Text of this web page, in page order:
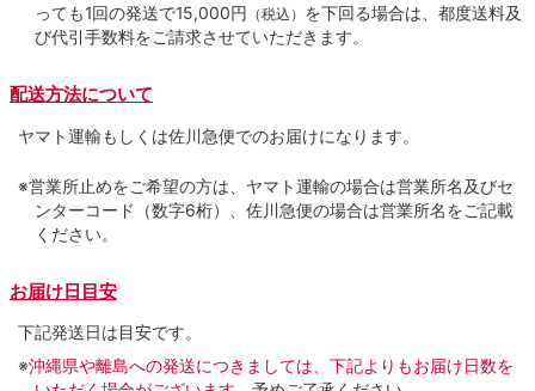
っても1回の発送で15,000円 （税込） を下回る場合は、都度送料及
び代引手数料をご請求させていただきます。
配送方法について
ヤマト運輸もしくは佐川急便でのお届けになります。
※営業所止めをご希望の方は、ヤマト運輸の場合は営業所名及びセ
ンターコード（数字6桁）、佐川急便の場合は営業所名をご記載
ください。
お届け日目安
下記発送日は目安です。
※沖縄県や離島への発送につきましては、下記よりもお届け日数を